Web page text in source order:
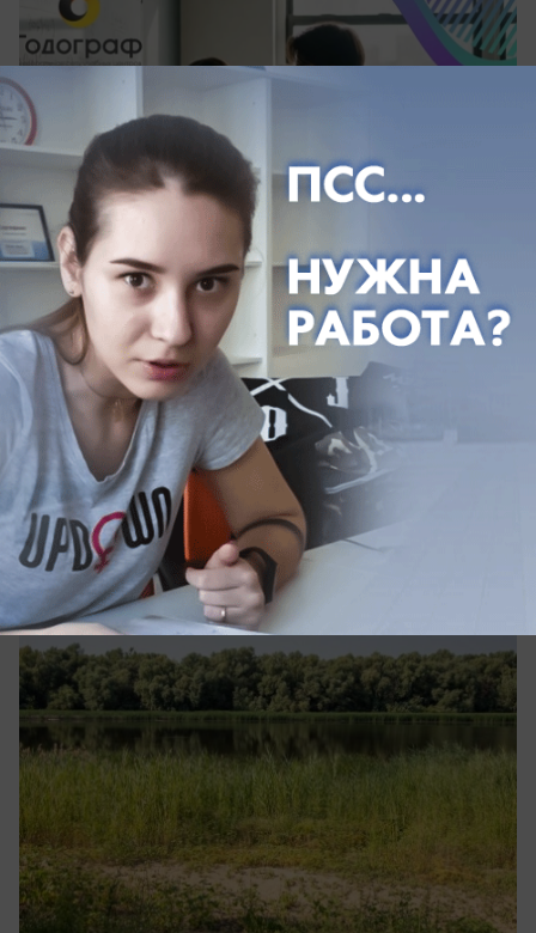
сегодня в 15:00
Общество
Жара усиливается: в регионе объявлено
экстренное предупреждение
До +42